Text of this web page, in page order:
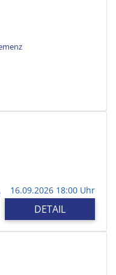
16.09.2026 18:00 Uhr
DETAIL